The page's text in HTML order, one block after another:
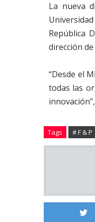
La nueva
República
dirección
“Desde el
todas las
Tags # F & P